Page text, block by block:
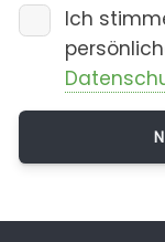
Ich